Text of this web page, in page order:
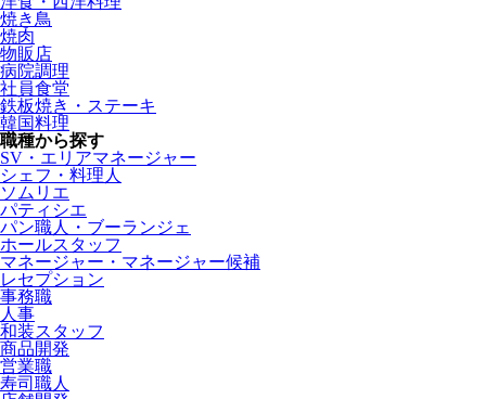
焼き鳥
焼肉
物販店
病院調理
社員食堂
鉄板焼き・ステーキ
韓国料理
職種から探す
SV・エリアマネージャー
シェフ・料理人
ソムリエ
パティシエ
パン職人・ブーランジェ
ホールスタッフ
マネージャー・マネージャー候補
レセプション
事務職
人事
和装スタッフ
商品開発
営業職
寿司職人